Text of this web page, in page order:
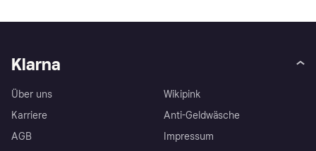
Klarna
Über uns
Karriere
AGB
Wikipink
Anti-Geldwäsche
Impressum